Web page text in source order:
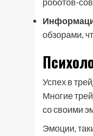
обзорами,
Успех в
Многие
со своими
Эмоции,